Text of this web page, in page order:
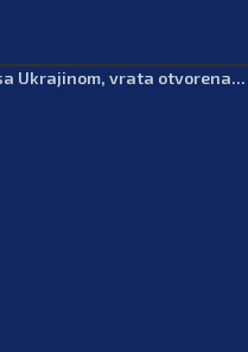
Ukrajinom, vrata otvorena...